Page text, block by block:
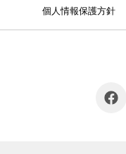
個人情報保護方針